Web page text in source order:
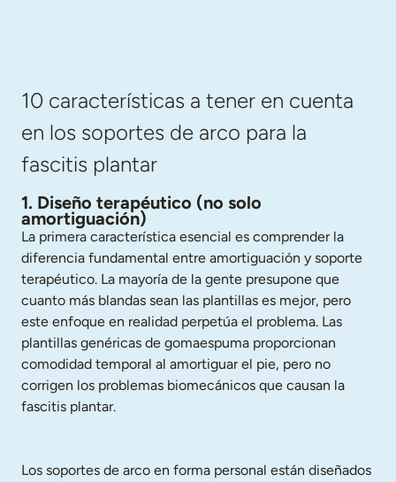
10 características a tener en cuenta
en los soportes de arco para la
fascitis plantar
1. Diseño terapéutico (no solo
amortiguación)
La primera característica esencial es comprender la
diferencia fundamental entre amortiguación y soporte
terapéutico. La mayoría de la gente presupone que
cuanto más blandas sean las plantillas es mejor, pero
este enfoque en realidad perpetúa el problema. Las
plantillas genéricas de gomaespuma proporcionan
comodidad temporal al amortiguar el pie, pero no
corrigen los problemas biomecánicos que causan la
fascitis plantar.
Los soportes de arco en forma personal están diseñados